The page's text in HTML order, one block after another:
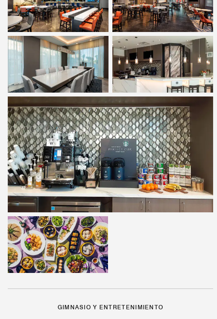
GIMNASIO Y ENTRETENIMIENTO